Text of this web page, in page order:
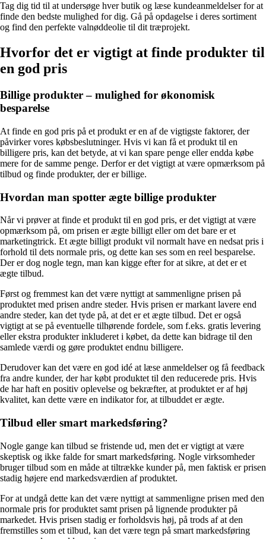
Tag dig tid til at undersøge hver butik og læse kundeanmeldelser for at
finde den bedste mulighed for dig. Gå på opdagelse i deres sortiment
og find den perfekte valnøddeolie til dit træprojekt.
Hvorfor det er vigtigt at finde produkter til
en god pris
Billige produkter – mulighed for økonomisk
besparelse
At finde en god pris på et produkt er en af ​​de vigtigste faktorer, der
påvirker vores købsbeslutninger. Hvis vi kan få et produkt til en
billigere pris, kan det betyde, at vi kan spare penge eller endda købe
mere for de samme penge. Derfor er det vigtigt at være opmærksom på
tilbud og finde produkter, der er billige.
Hvordan man spotter ægte billige produkter
Når vi prøver at finde et produkt til en god pris, er det vigtigt at være
opmærksom på, om prisen er ægte billigt eller om det bare er et
marketingtrick. Et ægte billigt produkt vil normalt have en nedsat pris i
forhold til dets normale pris, og dette kan ses som en reel besparelse.
Der er dog nogle tegn, man kan kigge efter for at sikre, at det er et
ægte tilbud.
Først og fremmest kan det være nyttigt at sammenligne prisen på
produktet med prisen andre steder. Hvis prisen er markant lavere end
andre steder, kan det tyde på, at det er et ægte tilbud. Det er også
vigtigt at se på eventuelle tilhørende fordele, som f.eks. gratis levering
eller ekstra produkter inkluderet i købet, da dette kan bidrage til den
samlede værdi og gøre produktet endnu billigere.
Derudover kan det være en god idé at læse anmeldelser og få feedback
fra andre kunder, der har købt produktet til den reducerede pris. Hvis
de har haft en positiv oplevelse og bekræfter, at produktet er af høj
kvalitet, kan dette være en indikator for, at tilbuddet er ægte.
Tilbud eller smart markedsføring?
Nogle gange kan tilbud se fristende ud, men det er vigtigt at være
skeptisk og ikke falde for smart markedsføring. Nogle virksomheder
bruger tilbud som en måde at tiltrække kunder på, men faktisk er prisen
stadig højere end markedsværdien af ​​produktet.
For at undgå dette kan det være nyttigt at sammenligne prisen med den
normale pris for produktet samt prisen på lignende produkter på
markedet. Hvis prisen stadig er forholdsvis høj, på trods af at den
fremstilles som et tilbud, kan det være tegn på smart markedsføring